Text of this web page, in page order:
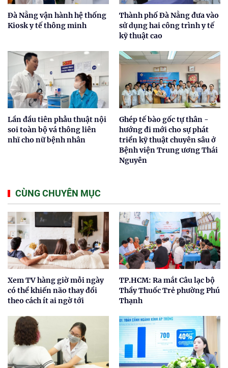
Đà Nẵng vận hành hệ thống
Kiosk y tế thông minh
Thành phố Đà Nẵng đưa vào
sử dụng hai công trình y tế
kỹ thuật cao
Lần đầu tiên phẫu thuật nội
soi toàn bộ vá thông liên
nhĩ cho nữ bệnh nhân
Ghép tế bào gốc tự thân -
hướng đi mới cho sự phát
triển kỹ thuật chuyên sâu ở
Bệnh viện Trung ương Thái
Nguyên
CÙNG CHUYÊN MỤC
Xem TV hàng giờ mỗi ngày
có thể khiến não thay đổi
theo cách ít ai ngờ tới
TP.HCM: Ra mắt Câu lạc bộ
Thầy Thuốc Trẻ phường Phú
Thạnh